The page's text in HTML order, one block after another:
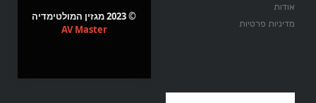
אודות
מדיניות פרטיות
© 2023 מגזין המולטימדיה
AV Master